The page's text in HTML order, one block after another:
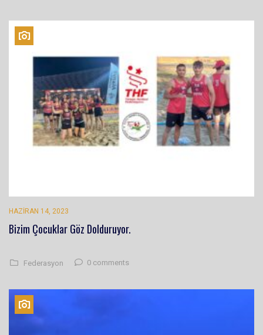
HAZIRAN 14, 2023
Bizim Çocuklar Göz Dolduruyor.
Federasyon 0 comments